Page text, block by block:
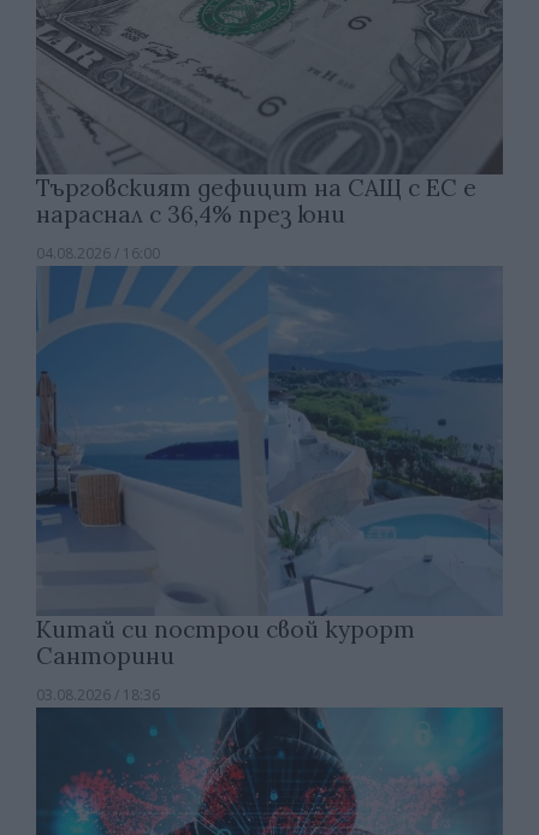
Търговският дефицит на САЩ с ЕС е
нараснал с 36,4% през юни
04.08.2026 / 16:00
Китай си построи свой курорт
Санторини
03.08.2026 / 18:36